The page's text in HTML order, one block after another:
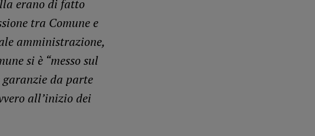
erano di fatto
tra Comune e
amministrazione,
si è “messo sul
da parte
all’inizio dei